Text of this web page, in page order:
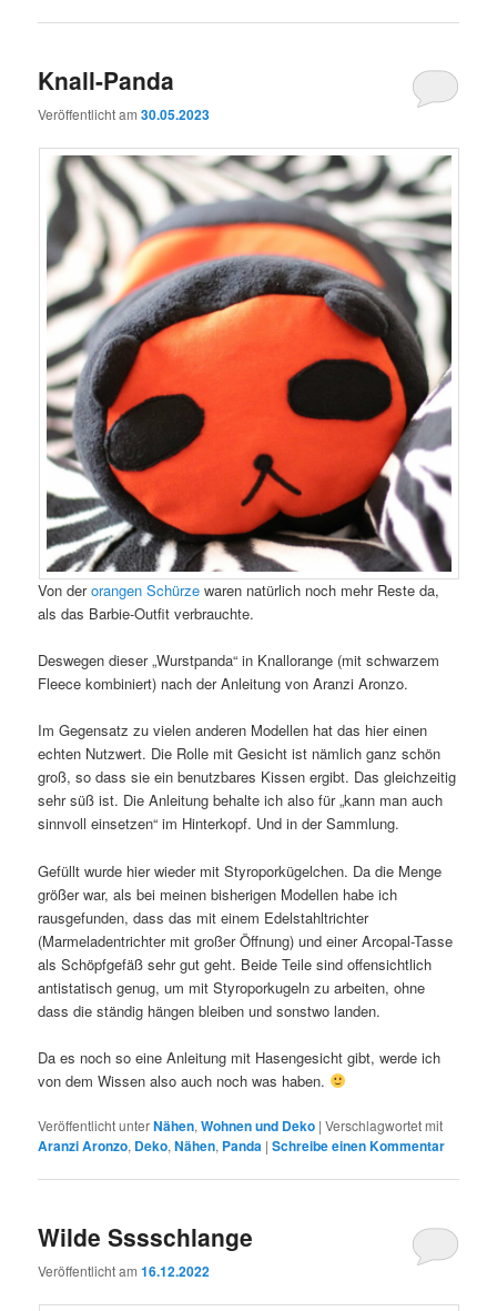
Knall-Panda
Veröffentlicht am30.05.2023
Von derorangen Schürze waren natürlich noch mehr Reste da,
als das Barbie-Outfit verbrauchte.
Deswegen dieser „Wurstpanda“ in Knallorange (mit schwarzem
Fleece kombiniert) nach der Anleitung von Aranzi Aronzo.
Im Gegensatz zu vielen anderen Modellen hat das hier einen
echten Nutzwert. Die Rolle mit Gesicht ist nämlich ganz schön
groß, so dass sie ein benutzbares Kissen ergibt. Das gleichzeitig
sehr süß ist. Die Anleitung behalte ich also für „kann man auch
sinnvoll einsetzen“ im Hinterkopf. Und in der Sammlung.
Gefüllt wurde hier wieder mit Styroporkügelchen. Da die Menge
größer war, als bei meinen bisherigen Modellen habe ich
rausgefunden, dass das mit einem Edelstahltrichter
(Marmeladentrichter mit großer Öffnung) und einer Arcopal-Tasse
als Schöpfgefäß sehr gut geht. Beide Teile sind offensichtlich
antistatisch genug, um mit Styroporkugeln zu arbeiten, ohne
dass die ständig hängen bleiben und sonstwo landen.
Da es noch so eine Anleitung mit Hasengesicht gibt, werde ich
von dem Wissen also auch noch was haben.
Veröffentlicht unterNähen,Wohnen und Deko |Verschlagwortet mit
Aranzi Aronzo, Deko,Nähen, Panda |Schreibe einen Kommentar
Wilde Sssschlange
Veröffentlicht am16.12.2022